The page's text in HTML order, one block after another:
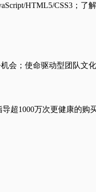
HTML5/CSS3；
会；使命驱动型团队文
超1000万次更健康的购